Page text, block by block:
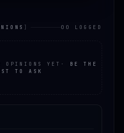
] 00 LOGGED
OPINIONS YET ·
BE THE
TO ASK